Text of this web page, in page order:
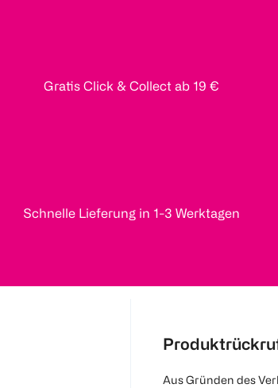
Gratis Click & Collect ab 19 €
Schnelle Lieferung in 1-3 Werktagen
Aus Gründen des